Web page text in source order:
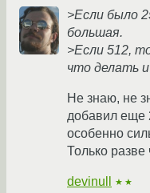
>Если было
большая.
>Если 512,
что делать и
Не знаю, не
добавил еще
особенно
Только разве
devinull ★★